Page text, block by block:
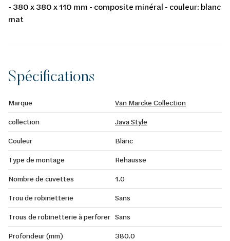
- 380 x 380 x 110 mm - composite minéral - couleur: blanc
mat
Spécifications
Marque
Van Marcke Collection
collection
Java Style
Couleur
Blanc
Type de montage
Rehausse
Nombre de cuvettes
1.0
Trou de robinetterie
Sans
Trous de robinetterie à perforer Sans
Profondeur (mm)
380.0